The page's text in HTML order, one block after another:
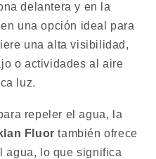
delantera y en la
una opción ideal para
una alta visibilidad,
o actividades al aire
luz.
repeler el agua, la
Fluor también ofrece
agua, lo que significa